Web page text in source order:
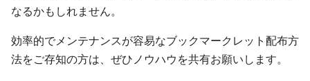
なるかもしれません。
効率的でメンテナンスが容易なブックマークレット配布方
法をご存知の方は、ぜひノウハウを共有お願いします。